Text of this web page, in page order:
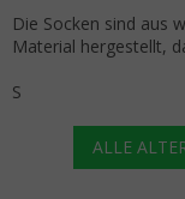
Die Socken sind aus
Material hergestellt,
S
ALLE